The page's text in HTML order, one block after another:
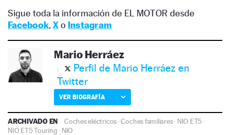
Sigue toda la información de EL MOTOR desde
Facebook, Xo Instagram
Mario Herráez
Perfil de Mario Herráez en
Twitter
VER BIOGRAFÍA
ARCHIVADO EN Coches eléctricos ·Coches familiares· NIO ET5 ·
NIO ET5 Touring · NIO